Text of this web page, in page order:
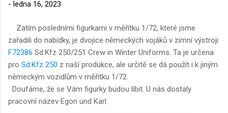
- ledna 16, 2023
Zatím posledními figurkami v měřítku 1/72, které jsme
zařadili do nabídky, je dvojice německých vojáků v zimní výstroji
F72386 Sd.Kfz 250/251 Crew in Winter Uniforms. Ta je určena
pro Sd.Kfz 250 z naší produkce, ale určitě se dá použít i k jiným
německým vozidlům v měřítku 1/72.
Doufáme, že se Vám figurky budou líbit. U nás dostaly
pracovní název Egon und Karl.